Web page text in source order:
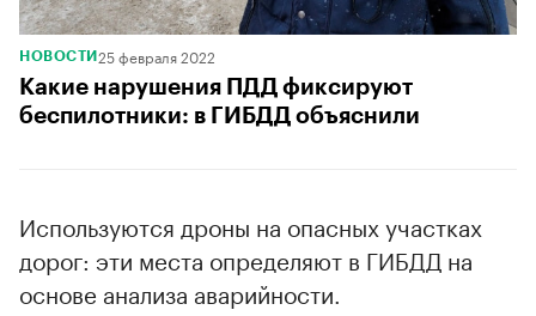
НОВОСТИ 25 февраля 2022
Какие нарушения ПДД фиксируют
беспилотники: в ГИБДД объяснили
Используются дроны на опасных участках
дорог: эти места определяют в ГИБДД на
основе анализа аварийности.